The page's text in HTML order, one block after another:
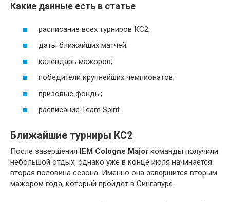
Какие данные есть в статье
расписание всех турниров КС2;
даты ближайших матчей;
календарь мажоров;
победители крупнейших чемпионатов;
призовые фонды;
расписание Team Spirit.
Ближайшие турниры КС2
После завершения IEM Cologne Major команды получили
небольшой отдых, однако уже в конце июля начинается
вторая половина сезона. Именно она завершится вторым
мажором года, который пройдет в Сингапуре.